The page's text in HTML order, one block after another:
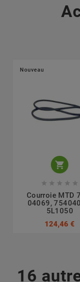
Nouveau

    
Courroie MTD
04069,
5L1050
124,46 €
16